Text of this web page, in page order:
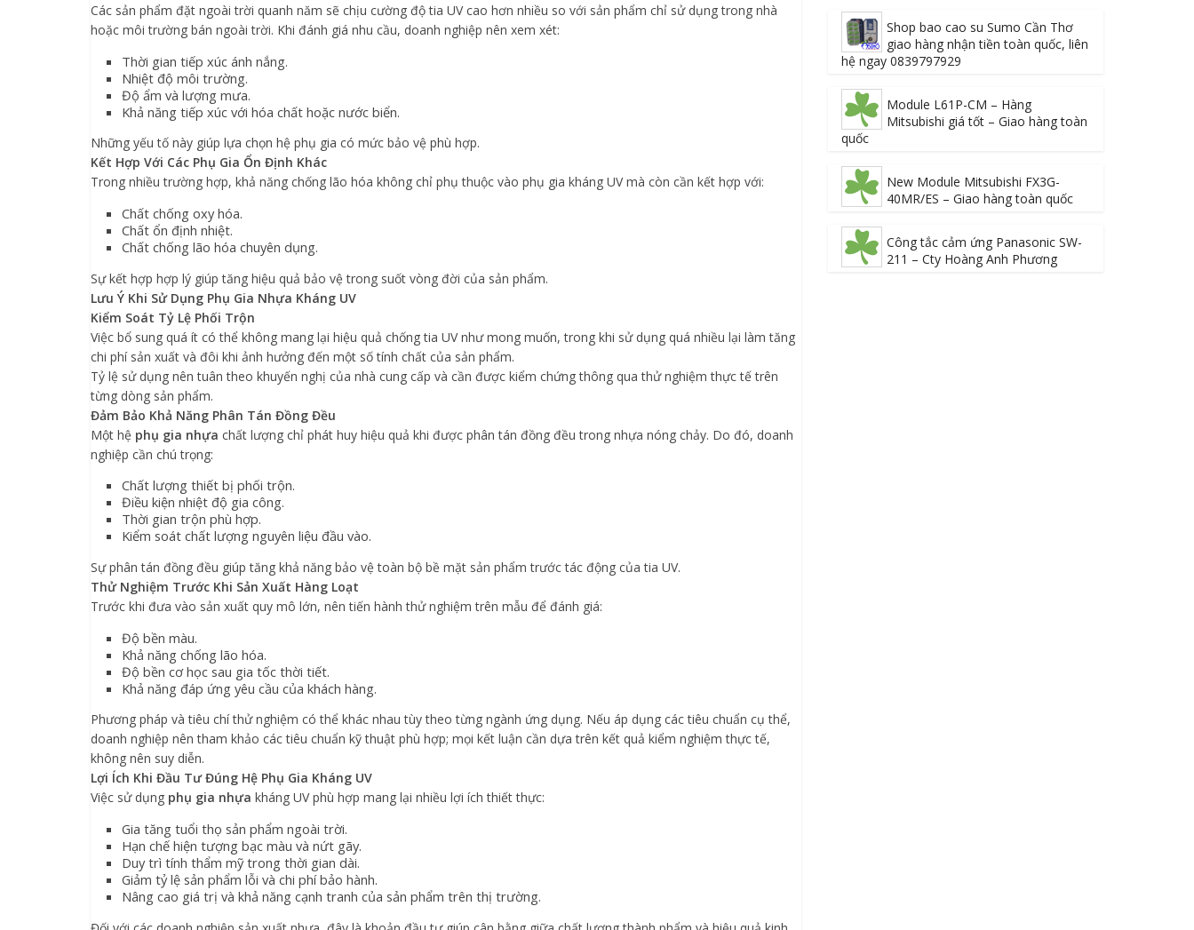
Các sản phẩm đặt ngoài trời quanh năm sẽ chịu cường độ tia UV cao hơn nhiều so với sản phẩm chỉ sử dụng trong nhà
hoặc môi trường bán ngoài trời. Khi đánh giá nhu cầu, doanh nghiệp nên xem xét:
Thời gian tiếp xúc ánh nắng.
Nhiệt độ môi trường.
Độ ẩm và lượng mưa.
Khả năng tiếp xúc với hóa chất hoặc nước biển.
Những yếu tố này giúp lựa chọn hệ phụ gia có mức bảo vệ phù hợp.
Kết Hợp Với Các Phụ Gia Ổn Định Khác
Trong nhiều trường hợp, khả năng chống lão hóa không chỉ phụ thuộc vào phụ gia kháng UV mà còn cần kết hợp với:
Chất chống oxy hóa.
Chất ổn định nhiệt.
Chất chống lão hóa chuyên dụng.
Sự kết hợp hợp lý giúp tăng hiệu quả bảo vệ trong suốt vòng đời của sản phẩm.
Lưu Ý Khi Sử Dụng Phụ Gia Nhựa Kháng UV
Kiểm Soát Tỷ Lệ Phối Trộn
Việc bổ sung quá ít có thể không mang lại hiệu quả chống tia UV như mong muốn, trong khi sử dụng quá nhiều lại làm tăng
chi phí sản xuất và đôi khi ảnh hưởng đến một số tính chất của sản phẩm.
Tỷ lệ sử dụng nên tuân theo khuyến nghị của nhà cung cấp và cần được kiểm chứng thông qua thử nghiệm thực tế trên
từng dòng sản phẩm.
Đảm Bảo Khả Năng Phân Tán Đồng Đều
Một hệ phụ gia nhựa chất lượng chỉ phát huy hiệu quả khi được phân tán đồng đều trong nhựa nóng chảy. Do đó, doanh
nghiệp cần chú trọng:
Chất lượng thiết bị phối trộn.
Điều kiện nhiệt độ gia công.
Thời gian trộn phù hợp.
Kiểm soát chất lượng nguyên liệu đầu vào.
Sự phân tán đồng đều giúp tăng khả năng bảo vệ toàn bộ bề mặt sản phẩm trước tác động của tia UV.
Thử Nghiệm Trước Khi Sản Xuất Hàng Loạt
Trước khi đưa vào sản xuất quy mô lớn, nên tiến hành thử nghiệm trên mẫu để đánh giá:
Độ bền màu.
Khả năng chống lão hóa.
Độ bền cơ học sau gia tốc thời tiết.
Khả năng đáp ứng yêu cầu của khách hàng.
Phương pháp và tiêu chí thử nghiệm có thể khác nhau tùy theo từng ngành ứng dụng. Nếu áp dụng các tiêu chuẩn cụ thể,
doanh nghiệp nên tham khảo các tiêu chuẩn kỹ thuật phù hợp; mọi kết luận cần dựa trên kết quả kiểm nghiệm thực tế,
không nên suy diễn.
Lợi Ích Khi Đầu Tư Đúng Hệ Phụ Gia Kháng UV
Việc sử dụng phụ gia nhựa kháng UV phù hợp mang lại nhiều lợi ích thiết thực:
Gia tăng tuổi thọ sản phẩm ngoài trời.
Hạn chế hiện tượng bạc màu và nứt gãy.
Duy trì tính thẩm mỹ trong thời gian dài.
Giảm tỷ lệ sản phẩm lỗi và chi phí bảo hành.
Nâng cao giá trị và khả năng cạnh tranh của sản phẩm trên thị trường.
Shop bao cao su Sumo Cần Thơ
giao hàng nhận tiền toàn quốc, liên
hệ ngay 0839797929
Module L61P-CM – Hàng
Mitsubishi giá tốt – Giao hàng toàn
quốc
New Module Mitsubishi FX3G-
40MR/ES – Giao hàng toàn quốc
Công tắc cảm ứng Panasonic SW-
211 – Cty Hoàng Anh Phương